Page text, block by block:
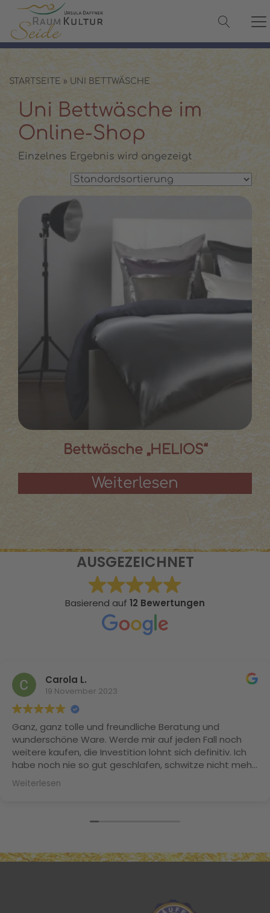
✓ 100 % Maulbeerseide
✓ Versand in 2–3 Werktagen
✓ Persönliche Beratung:
STARTSEITE » UNI BETTWÄSCHE
Uni Bettwäsche im
Online-Shop
Einzelnes Ergebnis wird angezeigt
Bettwäsche „HELIOS“
Weiterlesen
AUSGEZEICHNET
Basierend auf 12 Bewertungen
Carola L.
19 November 2023
Ganz, ganz tolle und freundliche Beratung und
wunderschöne Ware. Werde mir auf jeden Fall noch
weitere kaufen, die Investition lohnt sich definitiv. Ich
habe noch nie so gut geschlafen, schwitze nicht mehr
und meine Naturlocken sind Dank der Maulbeerseide
nicht mehr trocken und splissig. Herzlichen Dank
Weiterlesen